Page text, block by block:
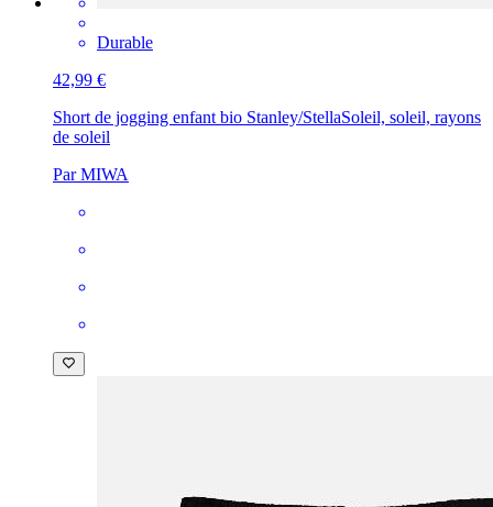
Durable
42,99 €
Short de jogging enfant bio Stanley/StellaSoleil, soleil, rayons
de soleil
Par MIWA